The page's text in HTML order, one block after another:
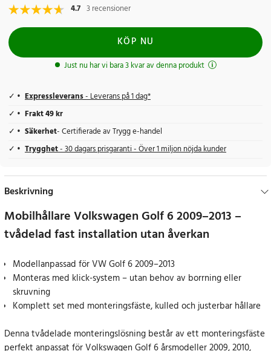
4.7 3 recensioner
KÖP NU
Just nu har vi bara 3 kvar av denna produkt
Expressleverans- Leverans på 1 dag*
Frakt 49 kr
Säkerhet- Certifierade av Trygg e-handel
Trygghet- 30 dagars prisgaranti - Över 1 miljon nöjda kunder
Beskrivning
Mobilhållare Volkswagen Golf 6 2009–2013 –
tvådelad fast installation utan åverkan
Modellanpassad för VW Golf 6 2009–2013
Monteras med klick-system – utan behov av borrning eller
skruvning
Komplett set med monteringsfäste, kulled och justerbar hållare
Denna tvådelade monteringslösning består av ett monteringsfäste
perfekt anpassat för Volkswagen Golf 6 årsmodeller 2009, 2010,